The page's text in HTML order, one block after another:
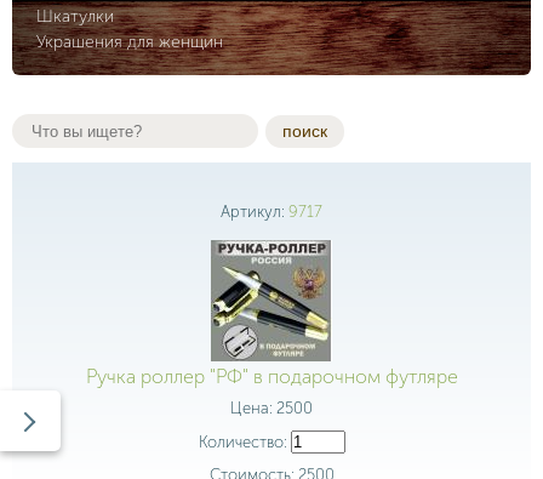
Шкатулки
Украшения для женщин
поиск
Артикул: 9717
Ручка роллер "РФ" в подарочном футляре
Цена: 2500
Количество:
Стоимость: 2500